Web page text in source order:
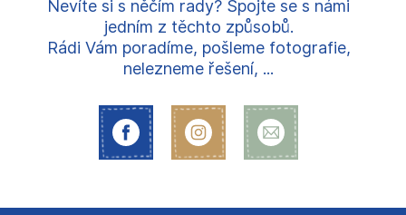
Nevíte si s něčím rady? Spojte se s námi
jedním z těchto způsobů.
Rádi Vám poradíme, pošleme fotografie,
nelezneme řešení, ...